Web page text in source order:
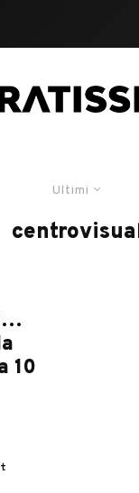
Ultimi
10